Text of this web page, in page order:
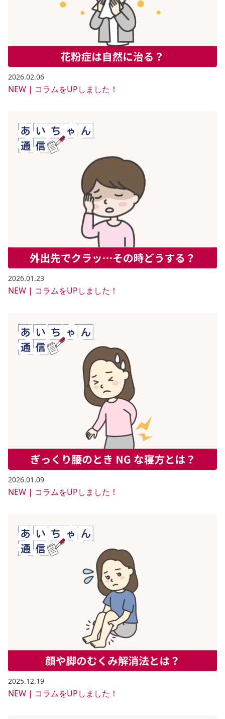
2026.02.06
NEW | コラムをUPしました！
2026.01.23
NEW | コラムをUPしました！
2026.01.09
NEW | コラムをUPしました！
2025.12.19
NEW | コラムをUPしました！